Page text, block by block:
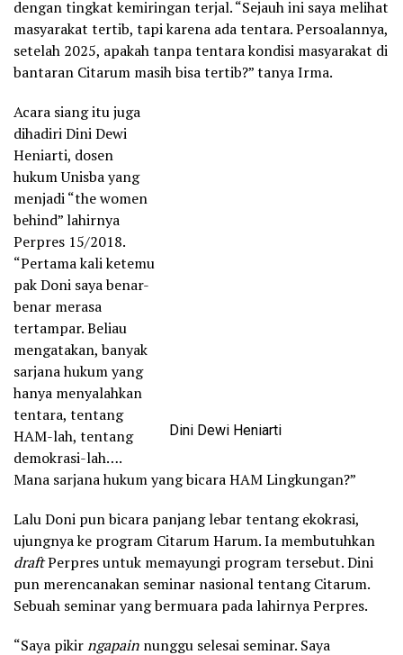
dengan tingkat kemiringan terjal. “Sejauh ini saya melihat
masyarakat tertib, tapi karena ada tentara. Persoalannya,
setelah 2025, apakah tanpa tentara kondisi masyarakat di
bantaran Citarum masih bisa tertib?” tanya Irma.
Dini Dewi Heniarti
Acara siang itu juga
dihadiri Dini Dewi
Heniarti, dosen
hukum Unisba yang
menjadi “the women
behind” lahirnya
Perpres 15/2018.
“Pertama kali ketemu
pak Doni saya benar-
benar merasa
tertampar. Beliau
mengatakan, banyak
sarjana hukum yang
hanya menyalahkan
tentara, tentang
HAM-lah, tentang
demokrasi-lah….
Mana sarjana hukum yang bicara HAM Lingkungan?”
Lalu Doni pun bicara panjang lebar tentang ekokrasi,
ujungnya ke program Citarum Harum. Ia membutuhkan
draftPerpres untuk memayungi program tersebut. Dini
pun merencanakan seminar nasional tentang Citarum.
Sebuah seminar yang bermuara pada lahirnya Perpres.
“Saya pikirngapain nunggu selesai seminar. Saya